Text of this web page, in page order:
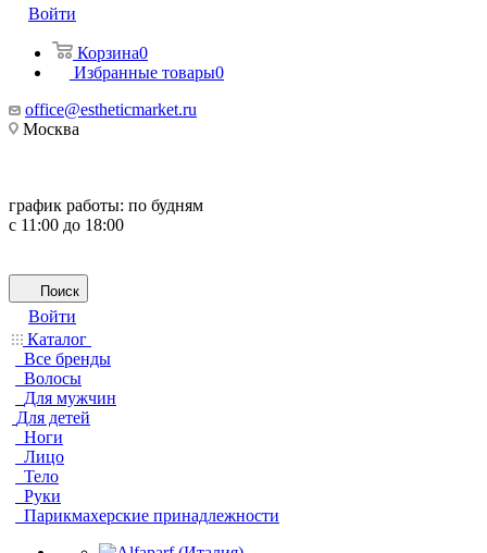
Войти
Корзина0
Избранные товары0
office@estheticmarket.ru
Москва
график работы: по будням
с 11:00 до 18:00
Поиск
Войти
Каталог
Все бренды
Волосы
Для мужчин
Для детей
Ноги
Лицо
Тело
Руки
Парикмахерские принадлежности